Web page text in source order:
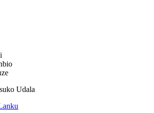
Udala